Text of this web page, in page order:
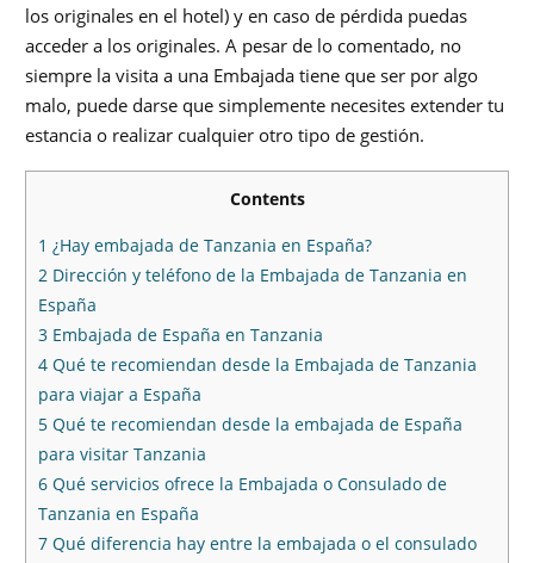
los originales en el hotel) y en caso de pérdida puedas
acceder a los originales. A pesar de lo comentado, no
siempre la visita a una Embajada tiene que ser por algo
malo, puede darse que simplemente necesites extender tu
estancia o realizar cualquier otro tipo de gestión.
Contents
1 ¿Hay embajada de Tanzania en España?
2 Dirección y teléfono de la Embajada de Tanzania en
España
3 Embajada de España en Tanzania
4 Qué te recomiendan desde la Embajada de Tanzania
para viajar a España
5 Qué te recomiendan desde la embajada de España
para visitar Tanzania
6 Qué servicios ofrece la Embajada o Consulado de
Tanzania en España
7 Qué diferencia hay entre la embajada o el consulado